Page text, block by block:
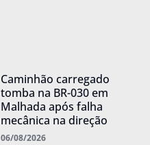
Caminhão carregado
tomba na BR-030 em
Malhada após falha
mecânica na direção
06/08/2026